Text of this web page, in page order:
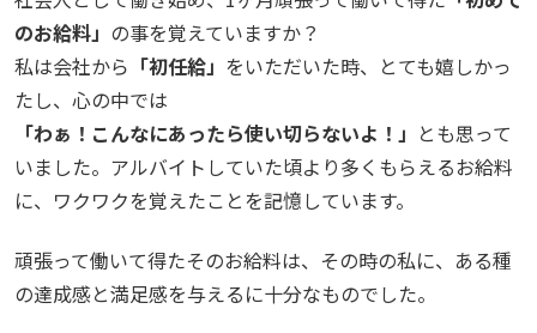
のお給料」 の事を覚えていますか？
私は会社から 「初任給」 をいただいた時、とても嬉しかっ
たし、心の中では
「わぁ！こんなにあったら使い切らないよ！」 とも思って
いました。アルバイトしていた頃より多くもらえるお給料
に、ワクワクを覚えたことを記憶しています。
頑張って働いて得たそのお給料は、その時の私に、ある種
の達成感と満足感を与えるに十分なものでした。